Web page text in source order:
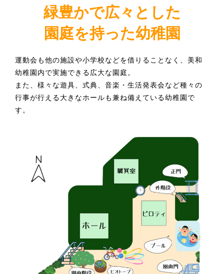
緑豊かで広々とした
園庭を持った幼稚園
運動会も他の施設や小学校などを借りることなく、美和
幼稚園内で実施できる広大な園庭。
また、様々な遊具、式典、音楽・生活発表会など種々の
行事が行える大きなホールも兼ね備えている幼稚園で
す。